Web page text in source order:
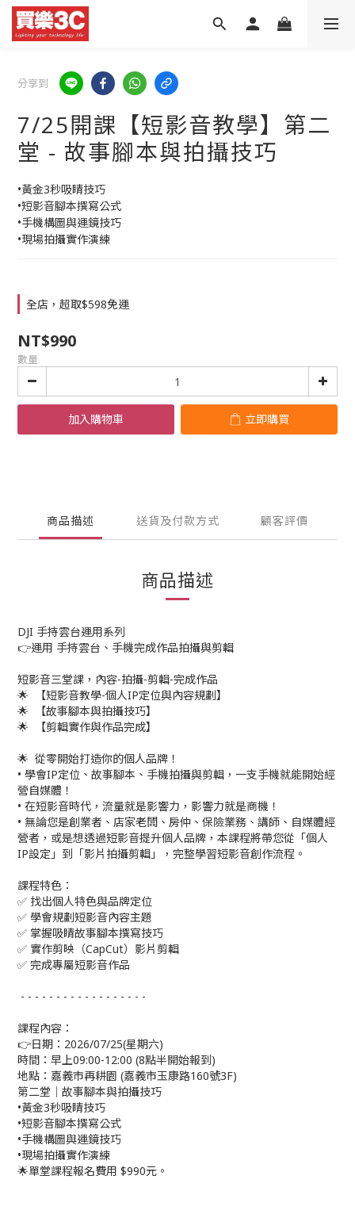
分享到
7/25開課【短影音教學】第二
堂 - 故事腳本與拍攝技巧
•黃金3秒吸睛技巧
•短影音腳本撰寫公式
•手機構圖與運鏡技巧
•現場拍攝實作演練
全店，超取$598免運
NT$990
數量
加入購物車 立即購買
商品描述 送貨及付款方式 顧客評價
商品描述
DJI 手持雲台運用系列
👉運用 手持雲台、手機完成作品拍攝與剪輯
短影音三堂課，內容-拍攝-剪輯-完成作品
🌟 【短影音教學-個人IP定位與內容規劃】
🌟 【故事腳本與拍攝技巧】
🌟 【剪輯實作與作品完成】
🌟 從零開始打造你的個人品牌！
• 學會IP定位、故事腳本、手機拍攝與剪輯，一支手機就能開始經
營自媒體！
• 在短影音時代，流量就是影響力，影響力就是商機！
• 無論您是創業者、店家老闆、房仲、保險業務、講師、自媒體經
營者，或是想透過短影音提升個人品牌，本課程將帶您從「個人
IP設定」到「影片拍攝剪輯」，完整學習短影音創作流程。
課程特色：
✅ 找出個人特色與品牌定位
✅ 學會規劃短影音內容主題
✅ 掌握吸睛故事腳本撰寫技巧
✅ 實作剪映（CapCut）影片剪輯
✅ 完成專屬短影音作品
- - - - - - - - - - - - - - - - - -
課程內容：
👉日期：2026/07/25(星期六)
時間：早上09:00-12:00 (8點半開始報到)
地點：嘉義市再耕園 (嘉義市玉康路160號3F)
第二堂｜故事腳本與拍攝技巧
•黃金3秒吸睛技巧
•短影音腳本撰寫公式
•手機構圖與運鏡技巧
•現場拍攝實作演練
🌟單堂課程報名費用 $990元。